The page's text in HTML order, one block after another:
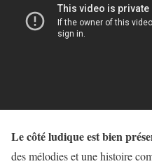
Le côté ludique est bien
des mélodies et une histoire